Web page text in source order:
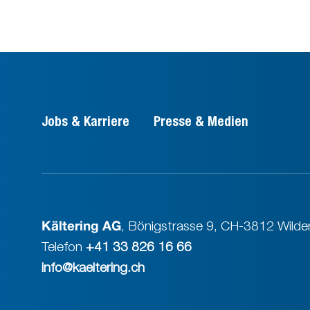
Jobs & Karriere Presse & Medien
Kältering AG, Bönigstrasse 9, CH-3812
Telefon +41 33 826 16 66
info@kaeltering.ch